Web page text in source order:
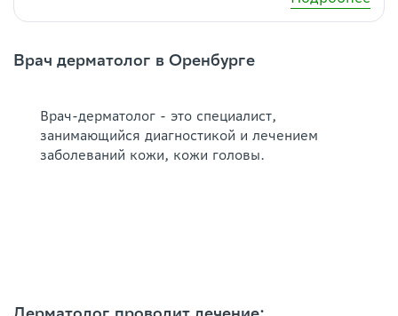
Врач дерматолог в Оренбурге
Врач-дерматолог - это специалист,
занимающийся диагностикой и лечением
заболеваний кожи, кожи головы.